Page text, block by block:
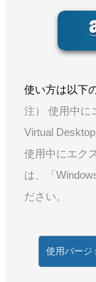
使い方は以下
注） 使用中に
Virtual
使用中にエク
は、「
ださい。
使用バージ